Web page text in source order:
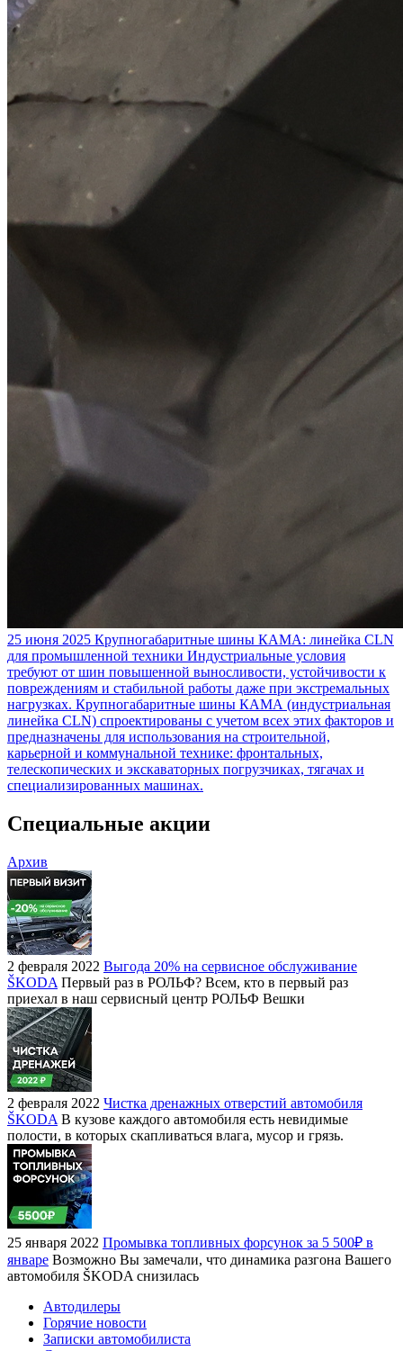
25 июня 2025 Крупногабаритные шины КАМА: линейка CLN
для промышленной техники Индустриальные условия
требуют от шин повышенной выносливости, устойчивости к
повреждениям и стабильной работы даже при экстремальных
нагрузках. Крупногабаритные шины КАМА (индустриальная
линейка CLN) спроектированы с учетом всех этих факторов и
предназначены для использования на строительной,
карьерной и коммунальной технике: фронтальных,
телескопических и экскаваторных погрузчиках, тягачах и
специализированных машинах.
Специальные акции
Архив
2 февраля 2022 Выгода 20% на сервисное обслуживание
ŠKODA Первый раз в РОЛЬФ? Всем, кто в первый раз
приехал в наш сервисный центр РОЛЬФ Вешки
2 февраля 2022 Чистка дренажных отверстий автомобиля
ŠKODA В кузове каждого автомобиля есть невидимые
полости, в которых скапливаться влага, мусор и грязь.
25 января 2022 Промывка топливных форсунок за 5 500₽ в
январе Возможно Вы замечали, что динамика разгона Вашего
автомобиля ŠKODA снизилась
Автодилеры
Горячие новости
Записки автомобилиста